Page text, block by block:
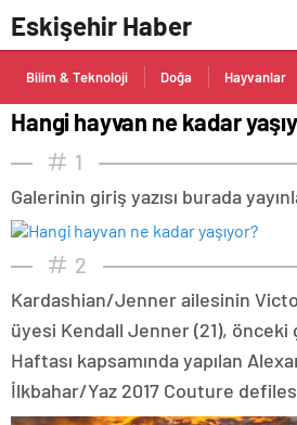
Eskişehir Haber
Bilim & Teknoloji Doğa Hayvanlar
Hangi hayvan ne kadar
1
Galerinin giriş yazısı burada
2
Kardashian/Jenner ailesinin
üyesi Kendall Jenner (21), önceki
Haftası kapsamında yapılan
İlkbahar/Yaz 2017 Couture